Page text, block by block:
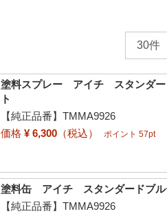
塗料スプレー アイチ スタンダ
ト
【純正品番】TMMA9926
価格 ¥ 6,300 （税込） ポイント 57pt
塗料缶 アイチ スタンダードブ
【純正品番】TMMA9926